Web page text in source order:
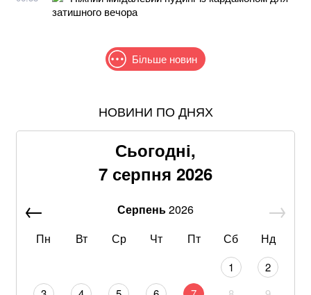
затишного вечора
Більше новин
Знищені печі, склади та роки роботи: що
Без води не вижити: Шмигаль розкрив, куди планує
З 28 ракет – жодної збитої: Повітряні сили ЗСУ
На Дунаї в Сербії через посуху з-під води виринули
НОВИНИ ПО ДНЯХ
Сьогодні,
7 серпня 2026
Серпень2026
Пн
Вт Ср Чт Пт Сб Нд
1
2